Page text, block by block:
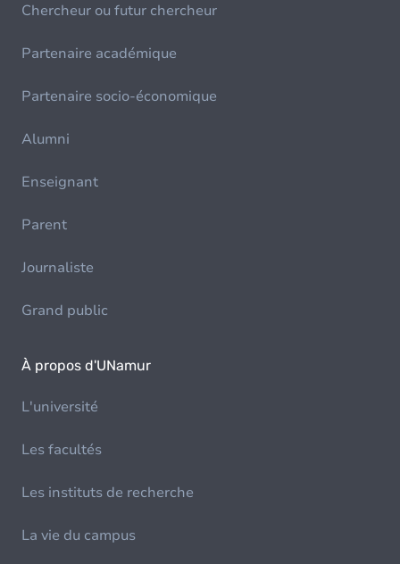
Chercheur ou futur chercheur
Partenaire académique
Partenaire socio-économique
Alumni
Enseignant
Parent
Journaliste
Grand public
À propos d'UNamur
L'université
Les facultés
Les instituts de recherche
La vie du campus